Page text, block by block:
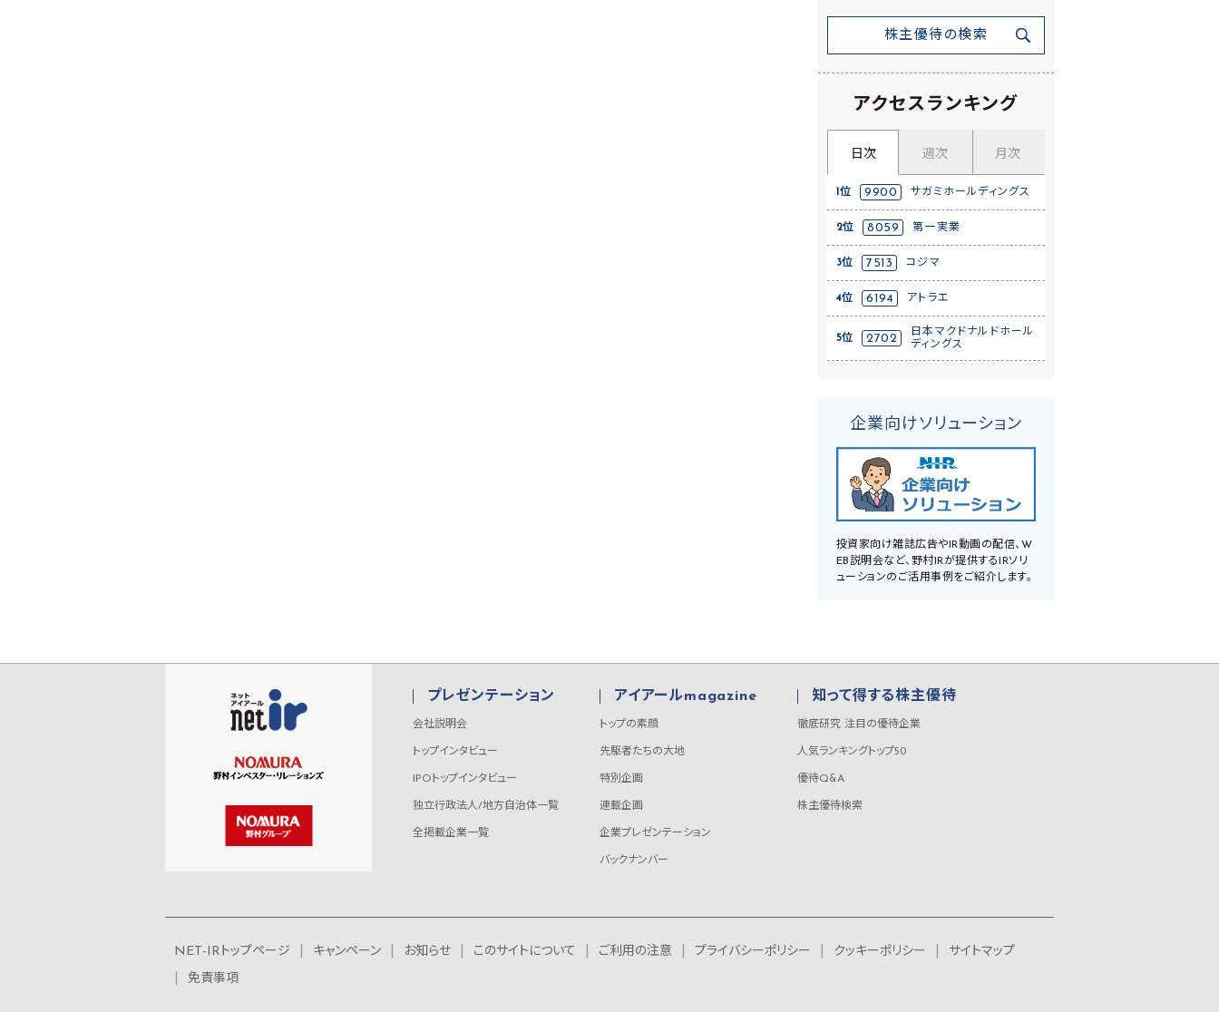
株主優待の検索
アクセスランキング
日次 週次 月次
1位 9900 サガミホールディングス
2位 8059 第一実業
3位 7513 コジマ
4位 6194 アトラエ
5位 2702
日本マクドナルドホール
ディングス
企業向けソリューション
投資家向け雑誌広告やIR動画の配信、W
EB説明会など、野村IRが提供するIRソリ
ューションのご活用事例をご紹介します。
プレゼンテーション
会社説明会
トップインタビュー
IPOトップインタビュー
独立行政法人/地方自治体一覧
全掲載企業一覧
アイアールmagazine
トップの素顔
先駆者たちの大地
特別企画
連載企画
企業プレゼンテーション
バックナンバー
知って得する株主優待
徹底研究 注目の優待企業
人気ランキングトップ50
優待Q&A
株主優待検索
NET-IRトップページ キャンペーン お知らせ このサイトについて ご利用の注意 プライバシーポリシー クッキーポリシー
サイトマップ
免責事項